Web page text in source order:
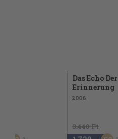
Das Echo Der
Erinnerung
2006
3.440 Ft